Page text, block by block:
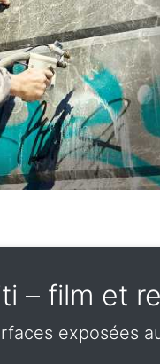
– film et
exposées